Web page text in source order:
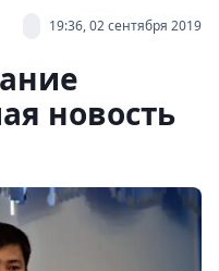
19:36, 02 сентября 2019
новость